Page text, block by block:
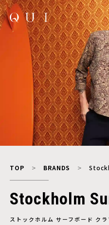
TOP BRANDS
Stockholm
ストックホルム サーフボード クラ